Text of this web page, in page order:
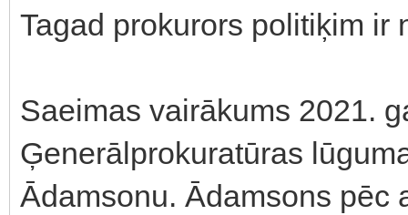
Tagad prokurors politiķim
Saeimas vairākums 2021.
Ģenerālprokuratūras
Ādamsonu. Ādamsons pēc